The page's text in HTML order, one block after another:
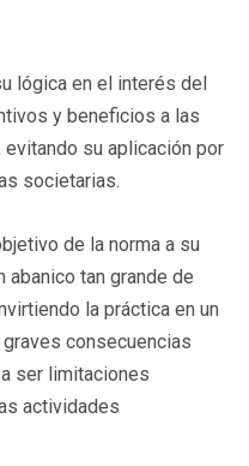
lógica en el interés del
y beneficios a las
su aplicación por
societarias.
de la norma a su
tan grande de
la práctica en un
consecuencias
ser limitaciones
actividades